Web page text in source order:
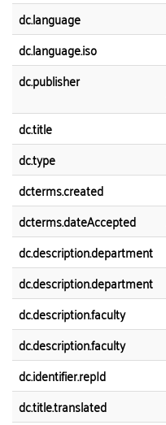
dc.language
dc.language.iso
dc.publisher
dc.title
dc.type
dcterms.created
dcterms.dateAccepted
dc.description.department
dc.description.department
dc.description.faculty
dc.description.faculty
dc.identifier.repId
dc.title.translated